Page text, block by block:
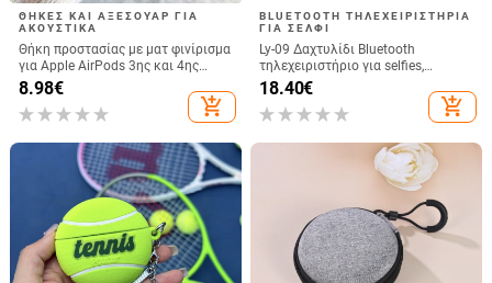
ΘΉΚΕΣ ΚΑΙ ΑΞΕΣΟΥΆΡ ΓΙΑ
ΑΚΟΥΣΤΙΚΆ
Θήκη προστασίας με ματ φινίρισμα
για Apple AirPods 3ης και 4ης
γενιάς
8.98€
add_shopping_cart
BLUETOOTH ΤΗΛΕΧΕΙΡΙΣΤΉΡΙΑ
ΓΙΑ ΣΈΛΦΙ
Ly-09 Δαχτυλίδι Bluetooth
τηλεχειριστήριο για selfies,
Bluetooth 5.3, ABS, βάρος 10
18.40€
add_shopping_cart